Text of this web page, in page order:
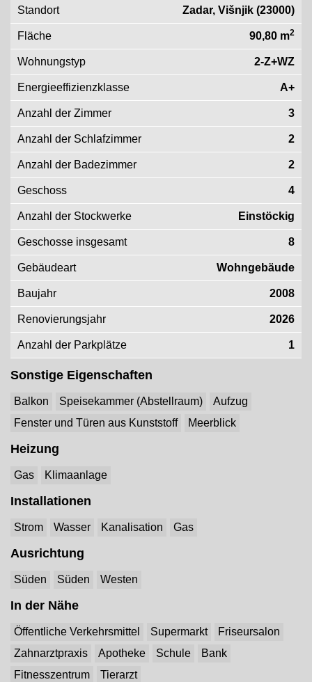
Standort Zadar, Višnjik (23000)
Fläche 90,80 m2
Wohnungstyp 2-Z+WZ
Energieeffizienzklasse A+
Anzahl der Zimmer 3
Anzahl der Schlafzimmer 2
Anzahl der Badezimmer 2
Geschoss 4
Anzahl der Stockwerke Einstöckig
Geschosse insgesamt 8
Gebäudeart Wohngebäude
Baujahr 2008
Renovierungsjahr 2026
Anzahl der Parkplätze 1
Sonstige Eigenschaften
Balkon Speisekammer (Abstellraum)
Aufzug
Fenster und Türen aus Kunststoff
Meerblick
Heizung
Gas Klimaanlage
Installationen
Strom Wasser Kanalisation Gas
Ausrichtung
Süden Süden Westen
In der Nähe
Öffentliche Verkehrsmittel Supermarkt
Friseursalon
Zahnarztpraxis
Apotheke Schule
Bank
Fitnesszentrum
Tierarzt